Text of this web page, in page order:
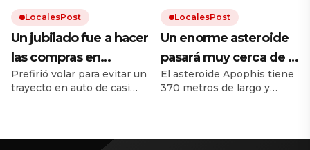
LocalesPost
Un jubilado fue a hacer
las compras en
helicóptero para evitar
el tráfico
Prefirió volar para evitar un
trayecto en auto de casi
LocalesPost
Un enorme asteroide
pasará muy cerca de la
Tierra y los científicos
temen que traiga
El asteroide Apophis tiene
370 metros de largo y
cerca del asteroide para